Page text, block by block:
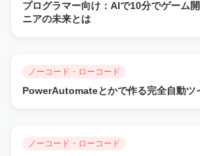
プログラマー向け：AIで10分でゲーム
ニアの未来とは
ノーコード・ローコード
PowerAutomateとかで作る完全自動ツ
ノーコード・ローコード